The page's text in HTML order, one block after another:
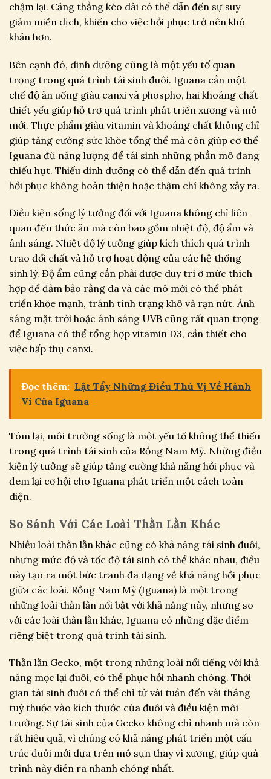
chậm lại. Căng thẳng kéo dài có thể dẫn đến sự suy
giảm miễn dịch, khiến cho việc hồi phục trở nên khó
khăn hơn.
Bên cạnh đó, dinh dưỡng cũng là một yếu tố quan
trọng trong quá trình tái sinh đuôi. Iguana cần một
chế độ ăn uống giàu canxi và phospho, hai khoáng chất
thiết yếu giúp hỗ trợ quá trình phát triển xương và mô
mới. Thực phẩm giàu vitamin và khoáng chất không chỉ
giúp tăng cường sức khỏe tổng thể mà còn giúp cơ thể
Iguana đủ năng lượng để tái sinh những phần mô đang
thiếu hụt. Thiếu dinh dưỡng có thể dẫn đến quá trình
hồi phục không hoàn thiện hoặc thậm chí không xảy ra.
Điều kiện sống lý tưởng đối với Iguana không chỉ liên
quan đến thức ăn mà còn bao gồm nhiệt độ, độ ẩm và
ánh sáng. Nhiệt độ lý tưởng giúp kích thích quá trình
trao đổi chất và hỗ trợ hoạt động của các hệ thống
sinh lý. Độ ẩm cũng cần phải được duy trì ở mức thích
hợp để đảm bảo rằng da và các mô mới có thể phát
triển khỏe mạnh, tránh tình trạng khô và rạn nứt. Ánh
sáng mặt trời hoặc ánh sáng UVB cũng rất quan trọng
để Iguana có thể tổng hợp vitamin D3, cần thiết cho
việc hấp thụ canxi.
Đọc thêm: Lật Tẩy Những Điều Thú Vị Về Hành
Vi Của Iguana
Tóm lại, môi trường sống là một yếu tố không thể thiếu
trong quá trình tái sinh của Rồng Nam Mỹ. Những điều
kiện lý tưởng sẽ giúp tăng cường khả năng hồi phục và
đem lại cơ hội cho Iguana phát triển một cách toàn
diện.
So Sánh Với Các Loài Thằn Lằn Khác
Nhiều loài thằn lằn khác cũng có khả năng tái sinh đuôi,
nhưng mức độ và tốc độ tái sinh có thể khác nhau, điều
này tạo ra một bức tranh đa dạng về khả năng hồi phục
giữa các loài. Rồng Nam Mỹ (Iguana) là một trong
những loài thằn lằn nổi bật với khả năng này, nhưng so
với các loài thằn lằn khác, Iguana có những đặc điểm
riêng biệt trong quá trình tái sinh.
Thằn lằn Gecko, một trong những loài nổi tiếng với khả
năng mọc lại đuôi, có thể phục hồi nhanh chóng. Thời
gian tái sinh đuôi có thể chỉ từ vài tuần đến vài tháng
tuỳ thuộc vào kích thước của đuôi và điều kiện môi
trường. Sự tái sinh của Gecko không chỉ nhanh mà còn
rất hiệu quả, vì chúng có khả năng phát triển một cấu
trúc đuôi mới dựa trên mô sụn thay vì xương, giúp quá
trình này diễn ra nhanh chóng nhất.